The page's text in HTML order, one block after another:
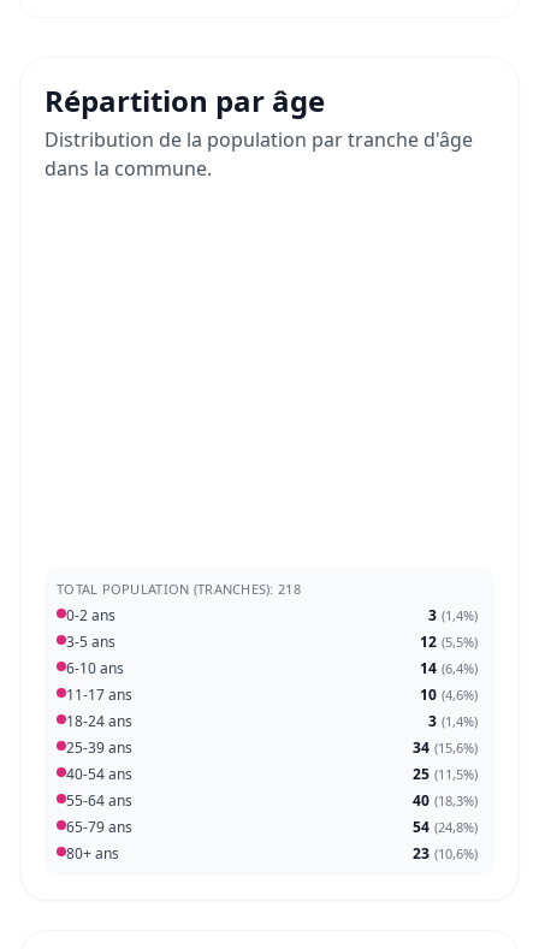
Répartition par âge
Distribution de la population par tranche d'âge
dans la commune.
TOTAL POPULATION (TRANCHES): 218
0-2 ans 3 (1,4%)
3-5 ans 12 (5,5%)
6-10 ans 14 (6,4%)
11-17 ans 10 (4,6%)
18-24 ans 3 (1,4%)
25-39 ans 34 (15,6%)
40-54 ans 25 (11,5%)
55-64 ans 40 (18,3%)
65-79 ans 54 (24,8%)
80+ ans 23 (10,6%)